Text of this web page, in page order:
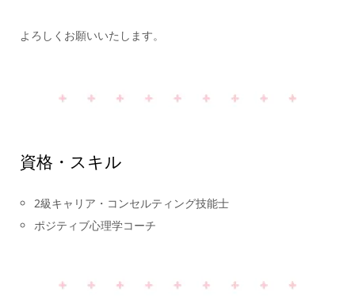
よろしくお願いいたします。
資格・スキル
2級キャリア・コンセルティング技能士
ポジティブ心理学コーチ